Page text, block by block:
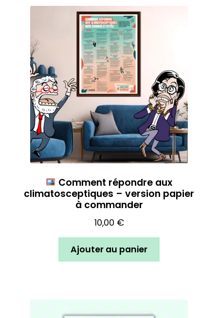
Comment répondre aux
climatosceptiques – version papier
à commander
10,00 €
Ajouter au panier